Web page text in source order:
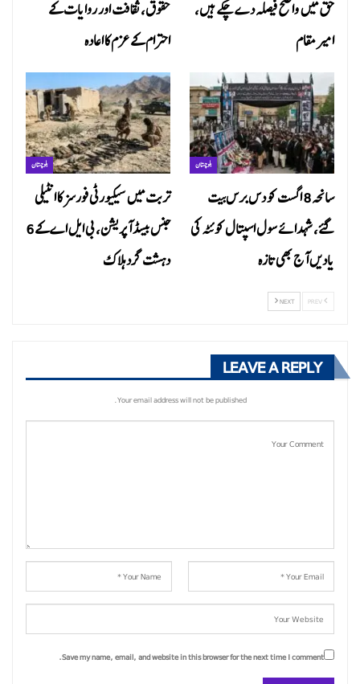
حقوق، ثقافت اور روایات کے
احترام کے عزم کا اعادہ
حق میں واضح فیصلہ دے چکے ہیں،
امیر مقام
بلوچستان
تربت میں سیکیورٹی فورسز کا انٹیلی
جنس بیسڈ آپریشن، بی ایل اے کے 6
دہشت گرد ہلاک
بلوچستان
سانحہ 8 اگست کو دس برس بیت
گئے، شہدائے سول اسپتال کوئٹہ کی
یادیں آج بھی تازہ
NEXT
LEAVE A REPLY
Your email address will not be published.
Save my name, email, and website in this browser for the next time I comment.